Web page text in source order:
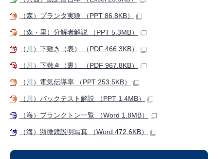
（森）プランタ実験 （PPT 86.8KB）
（森・里）分解者解説 （PPT 5.3MB）
（川）下敷き（表） （PDF 466.3KB）
（川）下敷き（裏） （PDF 967.8KB）
（川）電気伝導率 （PPT 253.5KB）
（川）パックテスト解説 （PPT 1.4MB）
（海）プランクトン一覧 （Word 1.8MB）
（海）顕微鏡説明写真 （Word 472.6KB）